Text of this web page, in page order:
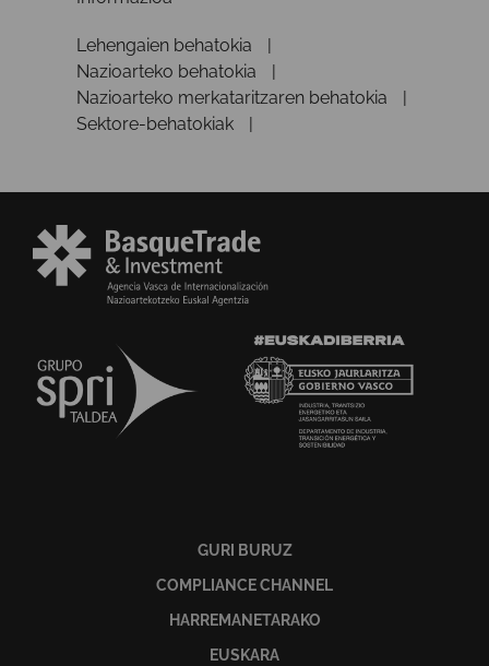
Lehengaien behatokia
Nazioarteko behatokia
Nazioarteko merkataritzaren behatokia
Sektore-behatokiak
GURI BURUZ
COMPLIANCE CHANNEL
HARREMANETARAKO
EUSKARA